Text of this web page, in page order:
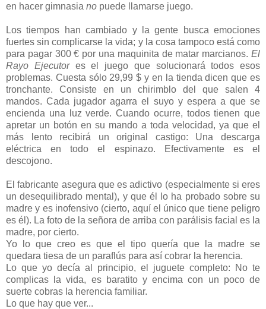
en hacer gimnasia no puede llamarse juego.
Los tiempos han cambiado y la gente busca emociones
fuertes sin complicarse la vida; y la cosa tampoco está como
para pagar 300 € por una maquinita de matar marcianos. El
Rayo Ejecutores el juego que solucionará todos esos
problemas. Cuesta sólo 29,99 $ y en la tienda dicen que es
tronchante. Consiste en un chirimblo del que salen 4
mandos. Cada jugador agarra el suyo y espera a que se
encienda una luz verde. Cuando ocurre, todos tienen que
apretar un botón en su mando a toda velocidad, ya que el
más lento recibirá un original castigo: Una descarga
eléctrica en todo el espinazo. Efectivamente es el
descojono.
El fabricante asegura que es adictivo (especialmente si eres
un desequilibrado mental), y que él lo ha probado sobre su
madre y es inofensivo (cierto, aquí el único que tiene peligro
es él). La foto de la señora de arriba con parálisis facial es la
madre, por cierto.
Yo lo que creo es que el tipo quería que la madre se
quedara tiesa de un paraflús para así cobrar la herencia.
Lo que yo decía al principio, el juguete completo: No te
complicas la vida, es baratito y encima con un poco de
suerte cobras la herencia familiar.
Lo que hay que ver...